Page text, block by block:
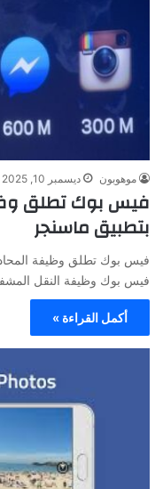
موهوبون ديسمبر 10, 2025
فيس بوك تطلق
بتطبيق ماسنجر
فيس بوك تطلق وظيفة
فيس بوك وظيفة النقل
أكمل القراءة »